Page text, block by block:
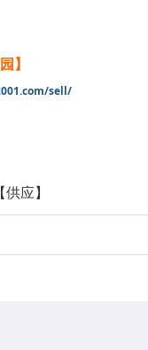
】
sell/
应】